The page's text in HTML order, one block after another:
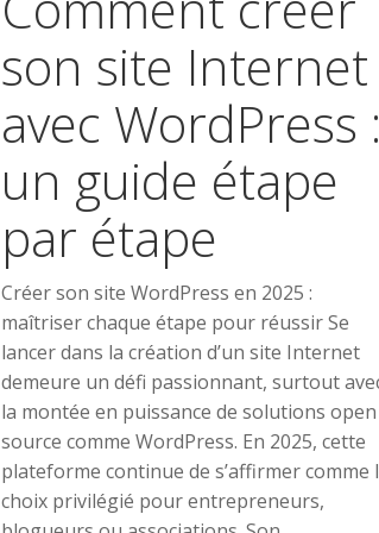
son site Internet
avec WordPress :
un guide étape
par étape
Créer son site WordPress en 2025 :
maîtriser chaque étape pour réussir Se
lancer dans la création d’un site Internet
demeure un défi passionnant, surtout
la montée en puissance de solutions open
source comme WordPress. En 2025, cette
plateforme continue de s’affirmer comme
choix privilégié pour entrepreneurs,